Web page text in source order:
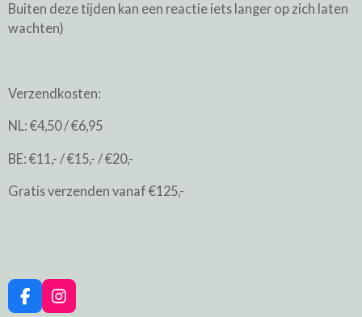
Buiten deze tijden kan een reactie iets langer op zich laten
wachten)
Verzendkosten:
NL: €4,50 / €6,95
BE: €11,- / €15,- / €20,-
Gratis verzenden vanaf €125,-
F
I